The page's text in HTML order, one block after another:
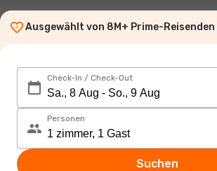
Ausgewählt von 8M+ Prime-Reisenden
Check-In / Check-Out
Personen
Suchen